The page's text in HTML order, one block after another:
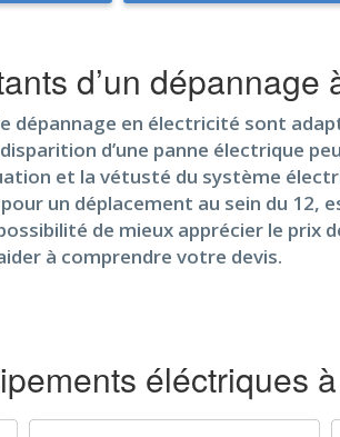
d’un dépannage
dépannage en électricité sont
d’une panne électrique
et la vétusté du système
un déplacement au sein du
de mieux apprécier le
à comprendre votre devis.
éléctriques